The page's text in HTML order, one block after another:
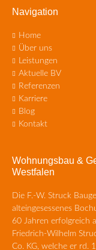
Navigation
Navigation
überspringen
Home
Über uns
Leistungen
Aktuelle BV
Referenzen
Karriere
Blog
Kontakt
Wohnungsbau &
Westfalen
Die F.-W. Struck
alteingesessenes
60 Jahren erfolgreich
Friedrich-Wilhelm
Co. KG, welche er rd.